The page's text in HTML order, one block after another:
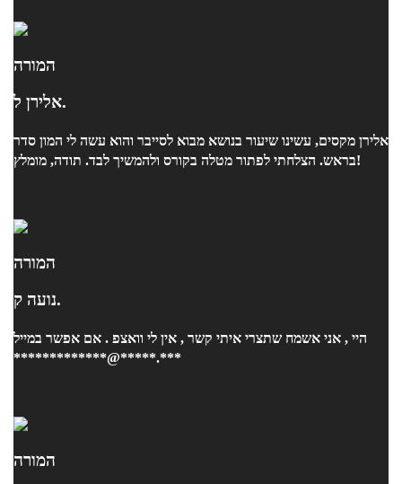
המורה
אלירן ל.
אלירן מקסים, עשינו שיעור בנושא מבוא לסייבר והוא עשה לי המון סדר
בראש. הצלחתי לפתור מטלה בקורס ולהמשיך לבד. תודה, מומלץ!
המורה
נועה ק.
היי , אני אשמח שתצרי איתי קשר , אין לי וואצפ . אם אפשר במייל
*************@*****.***
המורה